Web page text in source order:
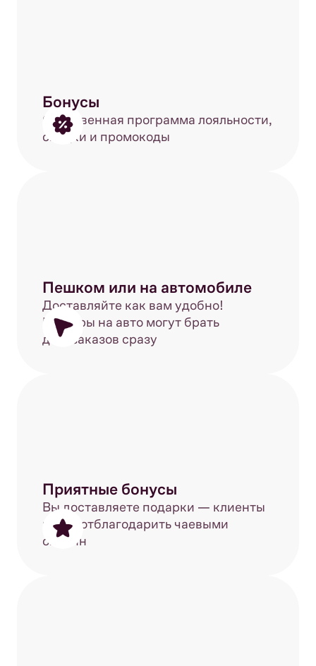
Бонусы
Собственная программа лояльности,
скидки и промокоды
Пешком или на автомобиле
Доставляйте как вам удобно!
Курьеры на авто могут брать
до 5 заказов сразу
Приятные бонусы
Вы доставляете подарки — клиенты
могут отблагодарить чаевыми
онлайн